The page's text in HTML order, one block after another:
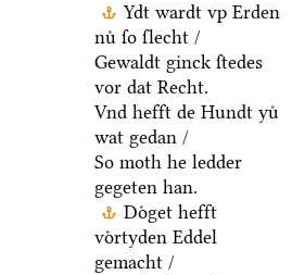
Ydt wardt vp Erden
nuͤ ſo ſlecht /
Gewaldt ginck ſtedes
vor dat Recht.
Vnd hefft de Hundt yuͤ
wat gedan /
So moth he ledder
gegeten han.
Doͤget hefft
voͤrtyden Eddel
gemacht /